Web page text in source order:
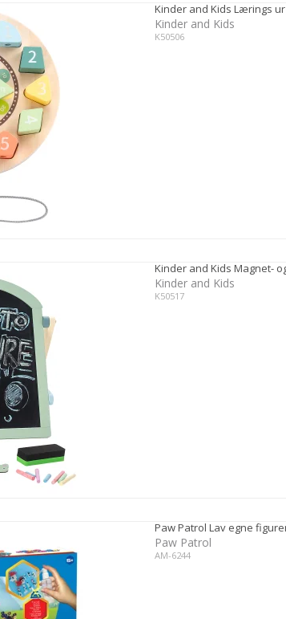
Kinder and Kids Lærings
Kinder and Kids
K50506
Kinder and Kids Magnet-
Kinder and Kids
K50517
Paw Patrol Lav egne
Paw Patrol
AM-6244